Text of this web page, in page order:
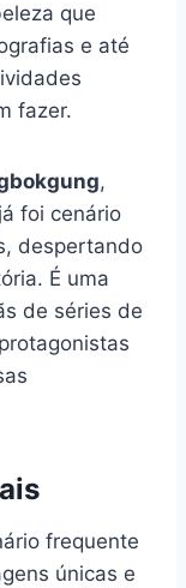
que
e até
fazer.
,
foi cenário
despertando
É uma
de séries de
frequente
únicas e